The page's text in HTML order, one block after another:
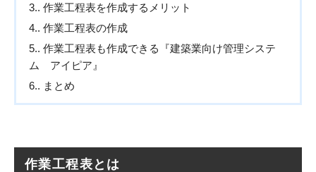
3. 作業工程表を作成するメリット
4. 作業工程表の作成
5. 作業工程表も作成できる『建築業向け管理システ
ム アイピア』
6.
まとめ
作業工程表とは